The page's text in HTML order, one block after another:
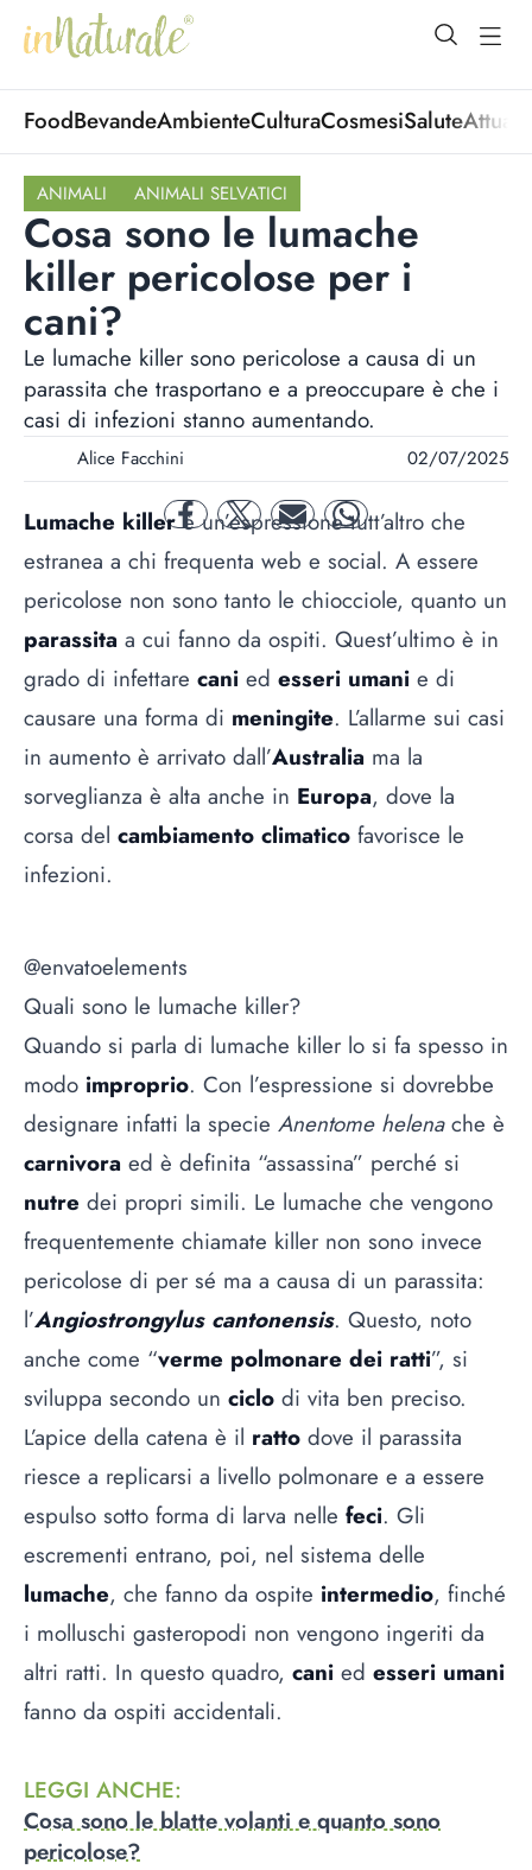
open
FoodBevandeAmbienteCulturaCosmesiSalute
ANIMALI ANIMALI SELVATICI
Cosa sono le lumache
killer pericolose per i
cani?
Le lumache killer sono pericolose a causa di un
parassita che trasportano e a preoccupare è che i
casi di infezioni stanno aumentando.
Alice Facchini 02/07/2025
facebooktwitter mail whatsapp
Lumache killerè un’espressione tutt’altro che
estranea a chi frequenta web e social. A essere
pericolose non sono tanto le chiocciole, quanto un
parassita a cui fanno da ospiti. Quest’ultimo è in
grado di infettare cani ed esseri umani e di
causare una forma di meningite. L’allarme sui casi
in aumento è arrivato dall’Australia ma la
sorveglianza è alta anche in Europa, dove la
corsa del cambiamento climatico favorisce le
infezioni.
@envatoelements
Quali sono le lumache killer?
Quando si parla di lumache killer lo si fa spesso in
modo improprio. Con l’espressione si dovrebbe
designare infatti la specie Anentome helenache è
carnivora ed è definita “assassina” perché si
nutre dei propri simili. Le lumache che vengono
frequentemente chiamate killer non sono invece
pericolose di per sé ma a causa di un parassita:
l’Angiostrongylus cantonensis. Questo, noto
anche come “verme polmonare dei ratti”, si
sviluppa secondo un ciclo di vita ben preciso.
L’apice della catena è il ratto dove il parassita
riesce a replicarsi a livello polmonare e a essere
espulso sotto forma di larva nelle feci. Gli
escrementi entrano, poi, nel sistema delle
lumache, che fanno da ospite intermedio, finché
i molluschi gasteropodi non vengono ingeriti da
altri ratti. In questo quadro, cani ed esseri umani
fanno da ospiti accidentali.
LEGGI ANCHE:
Cosa sono le blatte volanti e quanto sono
pericolose?